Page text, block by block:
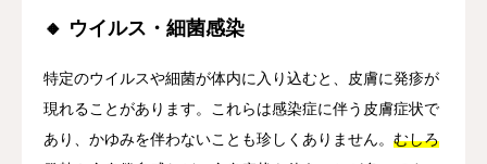
🔸 ウイルス・細菌感染
特定のウイルスや細菌が体内に入り込むと、皮膚に発疹が
現れることがあります。これらは感染症に伴う皮膚症状で
あり、かゆみを伴わないことも珍しくありません。 むしろ